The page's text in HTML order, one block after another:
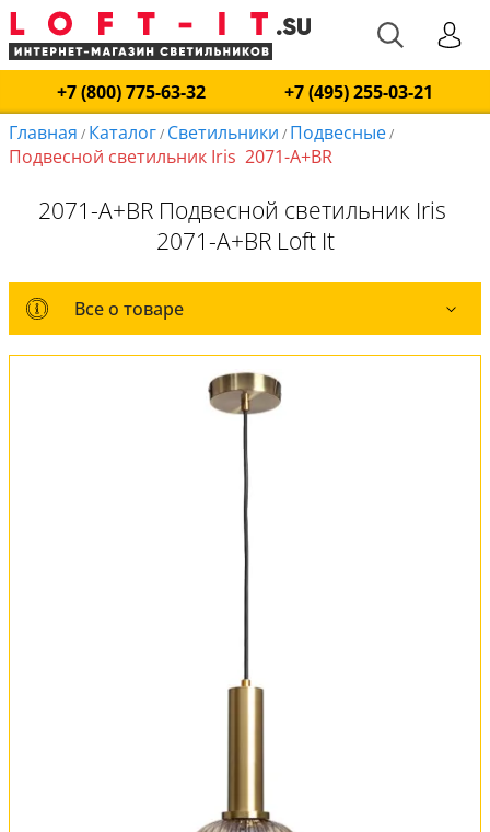
+7 (800) 775-63-32
+7 (495) 255-03-21
Главная / Каталог/ Светильники / Подвесные/
Подвесной светильник Iris 2071-A+BR
2071-A+BR Подвесной светильник Iris
2071-A+BR Loft It
Все о товаре
Все о товаре
Комплект лампочек